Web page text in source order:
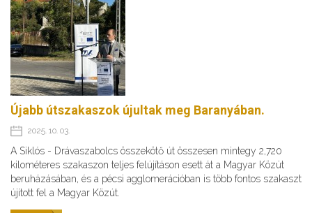
Újabb útszakaszok újultak meg Baranyában.
2025. 10. 03.
A Siklós - Drávaszabolcs összekötő út összesen mintegy 2,720
kilométeres szakaszon teljes felújításon esett át a Magyar Közút
beruházásában, és a pécsi agglomerációban is több fontos szakaszt
újított fel a Magyar Közút.